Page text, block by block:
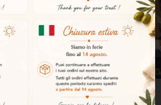
ans vous devez quitter .
J'ai plus de 18 ans
Non, je quitte le site